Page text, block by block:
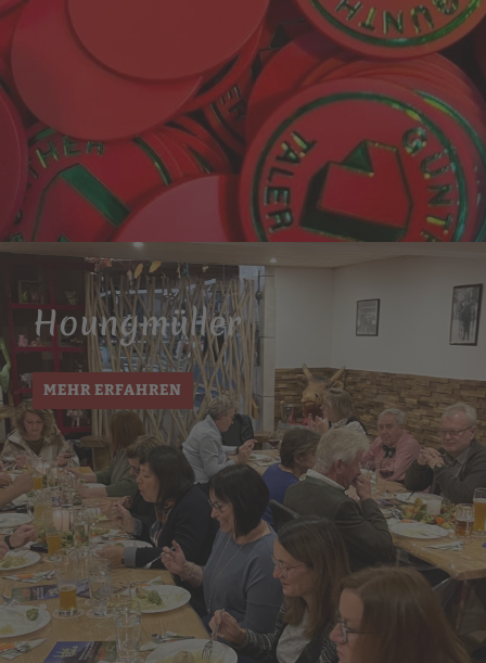
Houngmüller
MEHR ERFAHREN